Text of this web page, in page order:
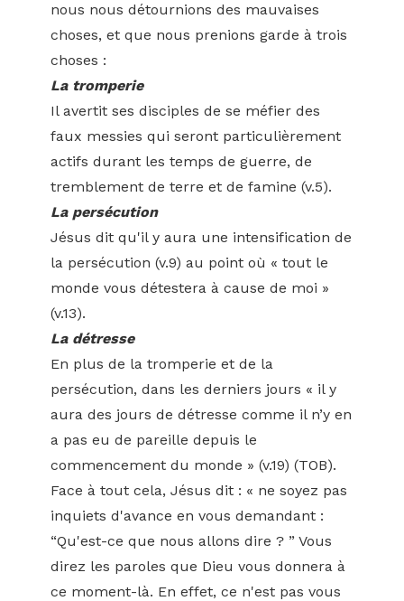
nous nous détournions des mauvaises
choses, et que nous prenions garde à trois
choses :
La tromperie
Il avertit ses disciples de se méfier des
faux messies qui seront particulièrement
actifs durant les temps de guerre, de
tremblement de terre et de famine (v.5).
La persécution
Jésus dit qu'il y aura une intensification de
la persécution (v.9) au point où « tout le
monde vous détestera à cause de moi »
(v.13).
La détresse
En plus de la tromperie et de la
persécution, dans les derniers jours « il y
aura des jours de détresse comme il n’y en
a pas eu de pareille depuis le
commencement du monde » (v.19) (TOB).
Face à tout cela, Jésus dit : « ne soyez pas
inquiets d'avance en vous demandant :
“Qu'est-ce que nous allons dire ? ” Vous
direz les paroles que Dieu vous donnera à
ce moment-là. En effet, ce n'est pas vous